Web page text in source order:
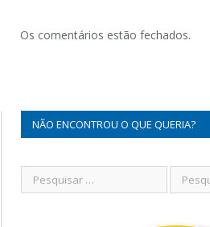
Os comentários estão fechados.
NÃO ENCONTROU O QUE QUERIA?